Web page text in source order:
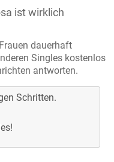
echte Menschen
Echtheitsprüfungen
noch mehr
: Wir sorgen dafür,
haben und Sie
fühlen können.
ist wirklich
dauerhaft
Singles kostenlos
antworten.
Schritten.